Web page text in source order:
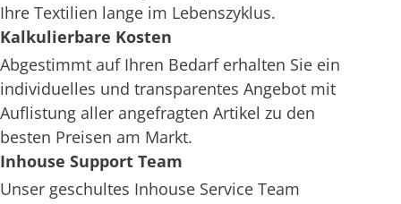
Ihre Textilien lange im Lebenszyklus.
Kalkulierbare Kosten
Abgestimmt auf Ihren Bedarf erhalten Sie ein
individuelles und transparentes Angebot mit
Auflistung aller angefragten Artikel zu den
besten Preisen am Markt.
Inhouse Support Team
Unser geschultes Inhouse Service Team